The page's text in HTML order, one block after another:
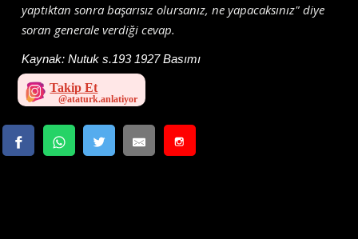
yaptıktan sonra başarısız olursanız, ne yapacaksınız" diye
soran generale verdiği cevap.
Kaynak:Nutuk s.193 1927 Basımı
Takip Et